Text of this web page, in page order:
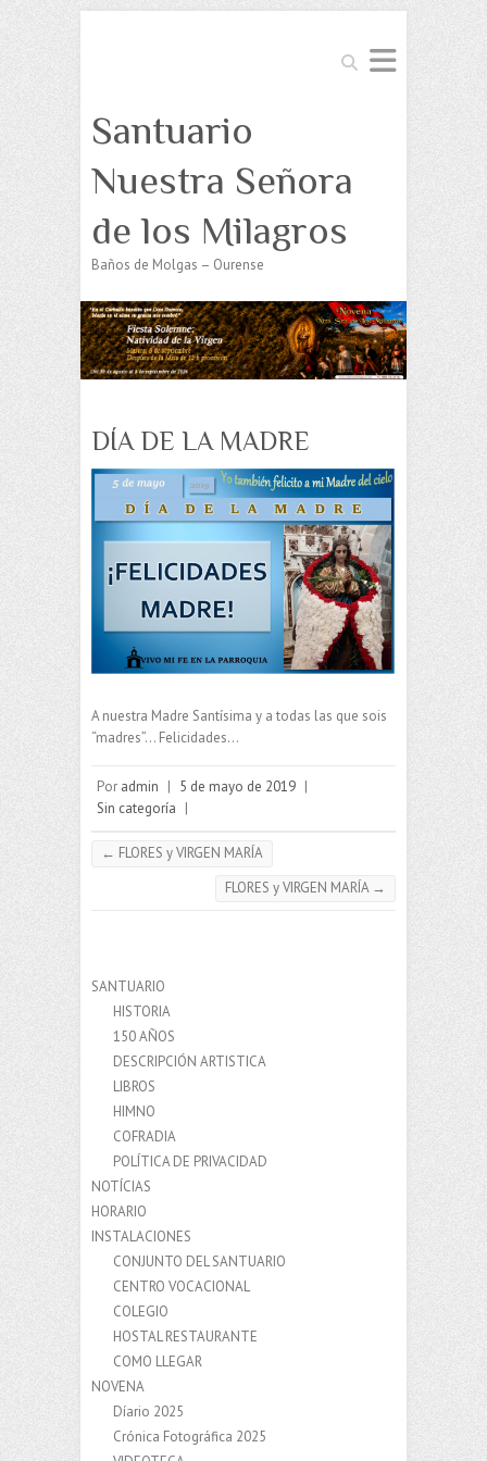
Buscar
Santuario
Nuestra Señora
de los Milagros
Baños de Molgas – Ourense
DÍA DE LA MADRE
A nuestra Madre Santísima y a todas las que sois
“madres”… Felicidades…
Por admin | 5 de mayo de 2019 |
Sin categoría |
← FLORES y VIRGEN MARÍA
FLORES y VIRGEN MARÍA →
SANTUARIO
HISTORIA
150 AÑOS
DESCRIPCIÓN ARTISTICA
LIBROS
HIMNO
COFRADIA
POLÍTICA DE PRIVACIDAD
NOTÍCIAS
HORARIO
INSTALACIONES
CONJUNTO DEL SANTUARIO
CENTRO VOCACIONAL
COLEGIO
HOSTAL RESTAURANTE
COMO LLEGAR
NOVENA
Díario 2025
Crónica Fotográfica 2025